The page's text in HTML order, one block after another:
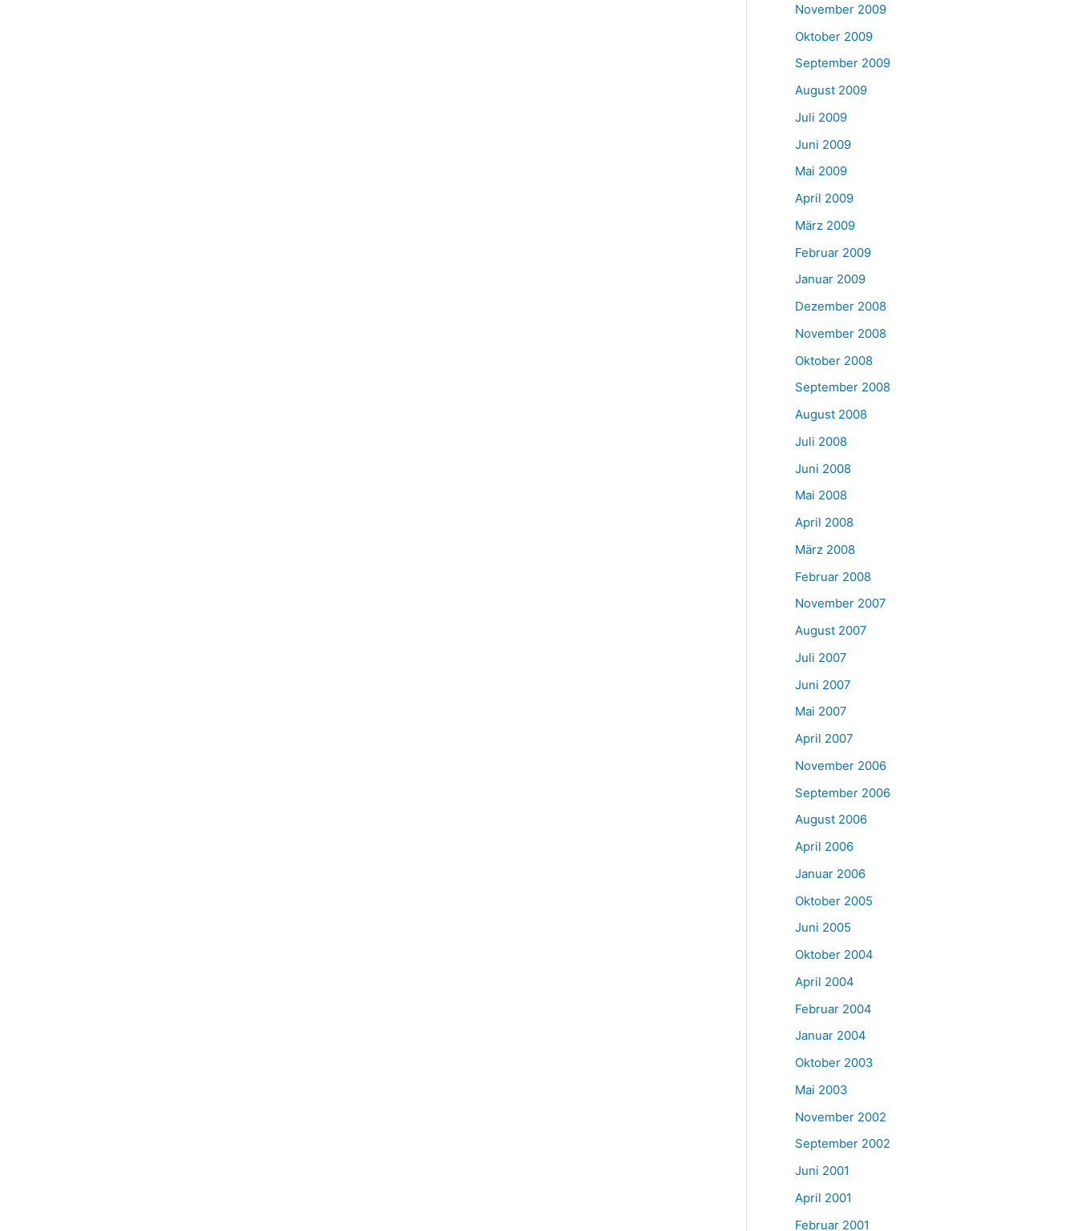
November 2009
Oktober 2009
September 2009
August 2009
Juli 2009
Juni 2009
Mai 2009
April 2009
März 2009
Februar 2009
Januar 2009
Dezember 2008
November 2008
Oktober 2008
September 2008
August 2008
Juli 2008
Juni 2008
Mai 2008
April 2008
März 2008
Februar 2008
November 2007
August 2007
Juli 2007
Juni 2007
Mai 2007
April 2007
November 2006
September 2006
August 2006
April 2006
Januar 2006
Oktober 2005
Juni 2005
Oktober 2004
April 2004
Februar 2004
Januar 2004
Oktober 2003
Mai 2003
November 2002
September 2002
Juni 2001
April 2001
Februar 2001